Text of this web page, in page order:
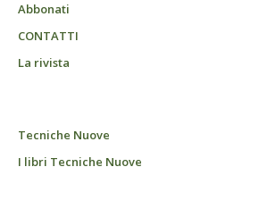
Abbonati
CONTATTI
La rivista
Tecniche Nuove
I libri Tecniche Nuove